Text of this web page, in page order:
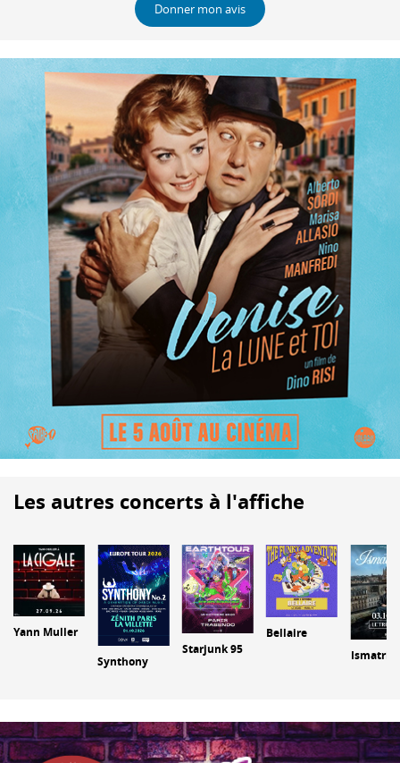
Donner mon avis
Les autres concerts à l'affiche
Yann Muller
Synthony
Starjunk 95
Bellaire